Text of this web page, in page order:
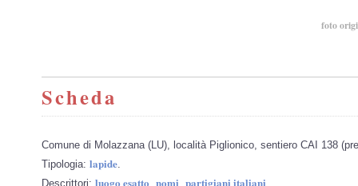
foto
Scheda
Comune di Molazzana (LU), località Piglionico, sentiero CAI 138
Tipologia: lapide.
Descrittori: luogo esatto nomi partigiani italiani